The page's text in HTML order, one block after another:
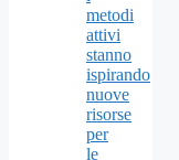
metodi
attivi
stanno
ispirando
nuove
risorse
per
le